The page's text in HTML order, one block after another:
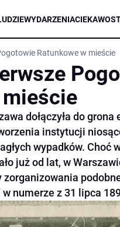
WYDARZENIA
Ratunkowe w mieście
dołączyła do
instytucji
wypadków. Choć
już od lat, w
zorganizowania
numerze z 31 lipca